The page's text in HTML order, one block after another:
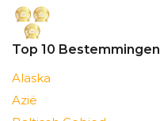
Top 10 Bestemmingen
Alaska
Azië